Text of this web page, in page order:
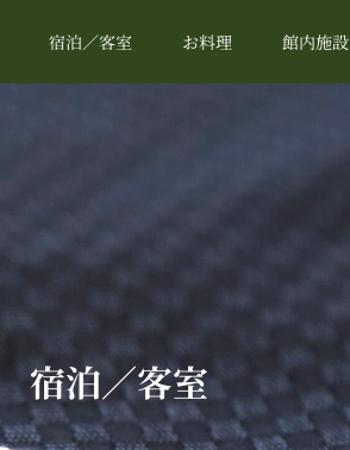
宿泊／客室 お料理 館内施設
宿泊／客室